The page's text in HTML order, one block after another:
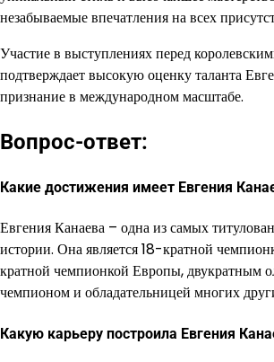
незабываемые впечатления на всех
Участие в выступлениях перед
подтверждает высокую оценку таланта
признание в международном масштабе.
Вопрос-ответ:
Какие достижения имеет Евгения
Евгения Канаева – одна из самых
истории. Она является 18-кратной
кратной чемпионкой Европы, двукратным
чемпионом и обладательницей многих
Какую карьеру построила Евгения